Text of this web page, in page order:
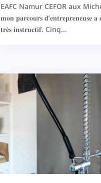
EAFC Namur CEFOR aux
𝐦𝐨𝐧 𝐩𝐚𝐫𝐜𝐨𝐮𝐫𝐬 𝐝’𝐞𝐧𝐭𝐫𝐞𝐩𝐫𝐞𝐧𝐞𝐮𝐬𝐞 𝐚
𝐭𝐫𝐞̀𝐬 𝐢𝐧𝐬𝐭𝐫𝐮𝐜𝐭𝐢𝐟. Cinq...